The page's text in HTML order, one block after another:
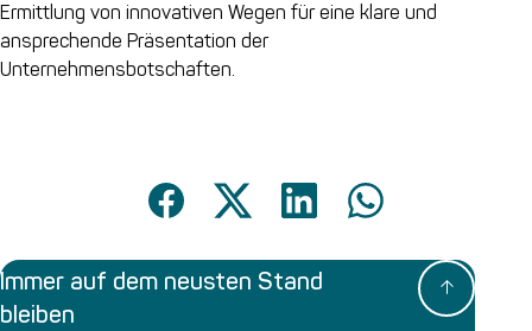
Ermittlung von innovativen Wegen für eine klare und
ansprechende Präsentation der
Unternehmensbotschaften.
Immer auf dem neusten Stand
bleiben